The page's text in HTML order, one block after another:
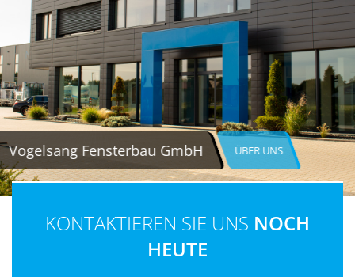
Vogelsang Fensterbau GmbH ÜBER UNS
KONTAKTIEREN SIE UNS NOCH
HEUTE